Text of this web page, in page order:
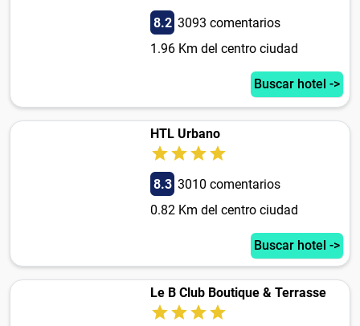
8.2 3093 comentarios
1.96 Km del centro ciudad
Buscar hotel ->
HTL Urbano
8.3 3010 comentarios
0.82 Km del centro ciudad
Buscar hotel ->
Le B Club Boutique & Terrasse